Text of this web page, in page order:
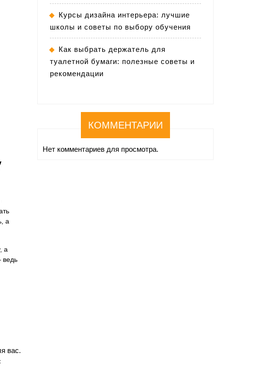
а
а
ведь
вас.
Курсы дизайна интерьера: лучшие
школы и советы по выбору обучения
Как выбрать держатель для
туалетной бумаги: полезные советы и
рекомендации
КОММЕНТАРИИ
Нет комментариев для просмотра.